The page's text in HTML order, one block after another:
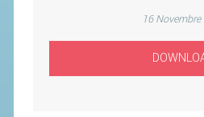
16
ATLETI
SCHEDE